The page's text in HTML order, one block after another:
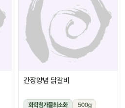
간장양념 닭갈비
화학첨가물최소화
500g